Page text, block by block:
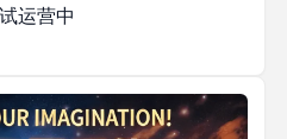
运营中